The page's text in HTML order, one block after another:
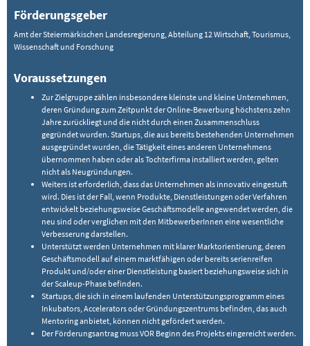
Förderungsgeber
Amt der Steiermärkischen Landesregierung, Abteilung 12 Wirtschaft, Tourismus,
Wissenschaft und Forschung
Voraussetzungen
Zur Zielgruppe zählen insbesondere kleinste und kleine Unternehmen,
deren Gründung zum Zeitpunkt der Online-Bewerbung höchstens zehn
Jahre zurückliegt und die nicht durch einen Zusammenschluss
gegründet wurden. Startups, die aus bereits bestehenden Unternehmen
ausgegründet wurden, die Tätigkeit eines anderen Unternehmens
übernommen haben oder als Tochterfirma installiert werden, gelten
nicht als Neugründungen.
Weiters ist erforderlich, dass das Unternehmen als innovativ eingestuft
wird. Dies ist der Fall, wenn Produkte, Dienstleistungen oder Verfahren
entwickelt beziehungsweise Geschäftsmodelle angewendet werden, die
neu sind oder verglichen mit den MitbewerberInnen eine wesentliche
Verbesserung darstellen.
Unterstützt werden Unternehmen mit klarer Marktorientierung, deren
Geschäftsmodell auf einem marktfähigen oder bereits serienreifen
Produkt und/oder einer Dienstleistung basiert beziehungsweise sich in
der Scaleup-Phase befinden.
Startups, die sich in einem laufenden Unterstützungsprogramm eines
Inkubators, Accelerators oder Gründungszentrums befinden, das auch
Mentoring anbietet, können nicht gefördert werden.
Der Förderungsantrag muss VOR Beginn des Projekts eingereicht werden.